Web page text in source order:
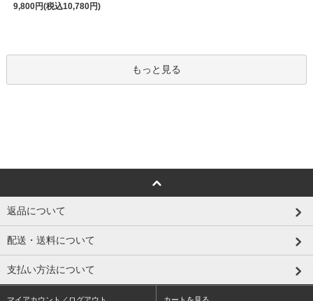
9,800円(税込10,780円)
もっと見る
返品について
配送・送料について
支払い方法について